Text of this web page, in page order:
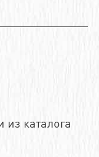
из каталога